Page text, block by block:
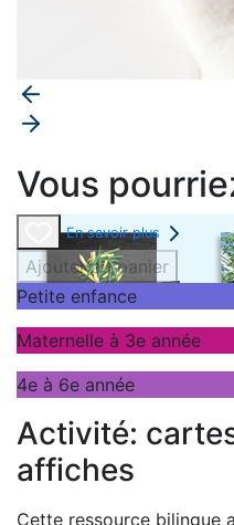
Vous
En savoir plus
Ajouter au panier
Petite enfance
Maternelle à 3e année
4e à 6e année
Activité:
affiches
Cette ressource bilingue